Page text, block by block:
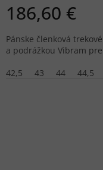
186,60 €
Pánske členková
a podrážkou Vibram
42,5
43 44 44,5